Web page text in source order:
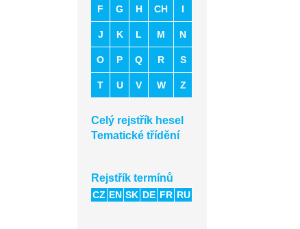
F G H CH I
J K L M N
O P Q R S
T U V W Z
Celý rejstřík hesel
Tematické třídění
Rejstřík termínů
CZ EN SK DE FR RU